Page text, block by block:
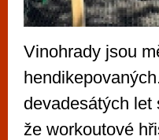
Vinohrady jsou
devadesátých
že workoutové